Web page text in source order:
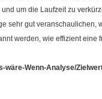
um die Laufzeit zu
sehr gut
werden, wie effizient eine
wäre-Wenn-Analyse/